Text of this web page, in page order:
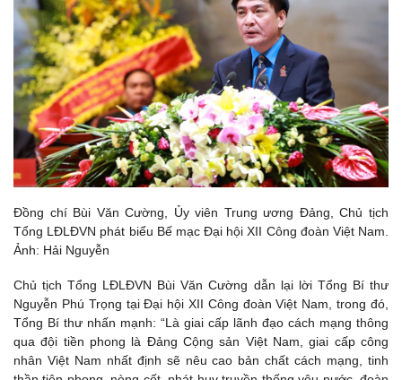
Đồng chí Bùi Văn Cường, Ủy viên Trung ương Đảng, Chủ tịch
Tổng LĐLĐVN phát biểu Bế mạc Đại hội XII Công đoàn Việt Nam.
Ảnh: Hải Nguyễn
Chủ tịch Tổng LĐLĐVN Bùi Văn Cường dẫn lại lời Tổng Bí thư
Nguyễn Phú Trọng tại Đại hội XII Công đoàn Việt Nam, trong đó,
Tổng Bí thư nhấn mạnh: “Là giai cấp lãnh đạo cách mạng thông
qua đội tiền phong là Đảng Cộng sản Việt Nam, giai cấp công
nhân Việt Nam nhất định sẽ nêu cao bản chất cách mạng, tinh